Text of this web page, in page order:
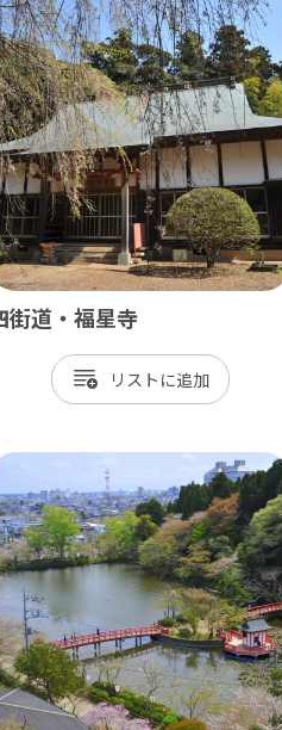
葛飾
松戸市
野田市
柏市
街道・福星寺
リスト